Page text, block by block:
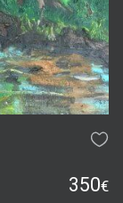
350€